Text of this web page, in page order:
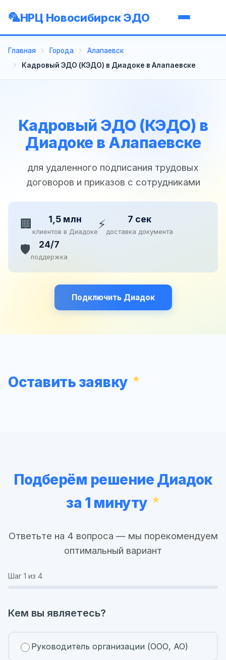
НРЦ Новосибирск ЭДО
Главная Города
Алапаевск
Кадровый ЭДО (КЭДО) в Диадоке в Алапаевске
Кадровый ЭДО (КЭДО) в
Диадоке в Алапаевске
для удаленного подписания трудовых
договоров и приказов с сотрудниками
🏢 1,5 млн
клиентов в Диадоке⚡ 7 сек
доставка документа
🛡️ 24/7
поддержка
Подключить Диадок
Оставить заявку
Подберём решение Диадок
за 1 минуту
Ответьте на 4 вопроса — мы порекомендуем
оптимальный вариант
Шаг 1 из 4
Кем вы являетесь?
Руководитель организации (ООО, АО)